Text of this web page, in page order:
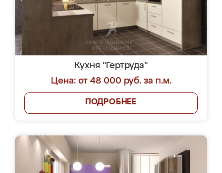
Кухня "Гертруда"
Цена: от 48 000 руб. за п.м.
ПОДРОБНЕЕ